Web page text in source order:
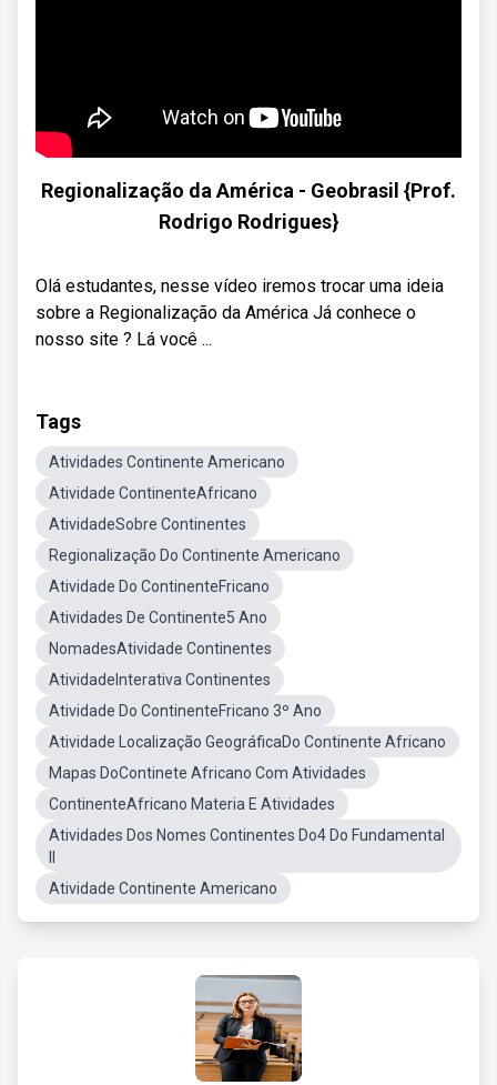
Regionalização da América - Geobrasil {Prof.
Rodrigo Rodrigues}
Olá estudantes, nesse vídeo iremos trocar uma ideia
sobre a Regionalização da América Já conhece o
nosso site ? Lá você ...
Tags
Atividades Continente Americano
Atividade ContinenteAfricano
AtividadeSobre Continentes
Regionalização Do Continente Americano
Atividade Do ContinenteFricano
Atividades De Continente5 Ano
NomadesAtividade Continentes
AtividadeInterativa Continentes
Atividade Do ContinenteFricano 3º Ano
Atividade Localização GeográficaDo Continente Africano
Mapas DoContinete Africano Com Atividades
ContinenteAfricano Materia E Atividades
Atividades Dos Nomes Continentes Do4 Do Fundamental
Atividade Continente Americano